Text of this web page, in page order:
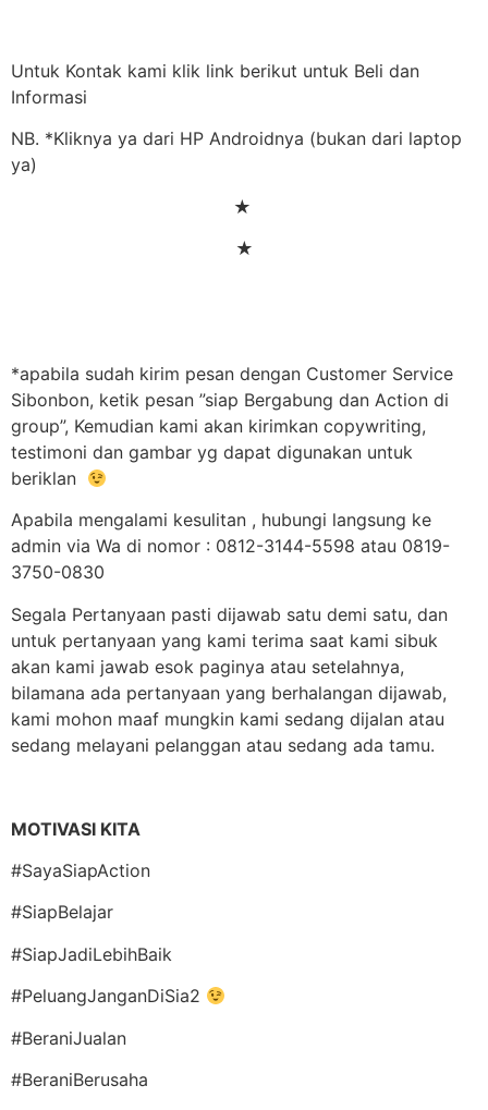
Untuk Kontak kami klik link berikut untuk Beli dan
Informasi
NB. *Kliknya ya dari HP Androidnya (bukan dari laptop
ya)
★
★
*apabila sudah kirim pesan dengan Customer Service
Sibonbon, ketik pesan ”siap Bergabung dan Action di
group”, Kemudian kami akan kirimkan copywriting,
testimoni dan gambar yg dapat digunakan untuk
beriklan
Apabila mengalami kesulitan , hubungi langsung ke
admin via Wa di nomor : 0812-3144-5598 atau 0819-
3750-0830
Segala Pertanyaan pasti dijawab satu demi satu, dan
untuk pertanyaan yang kami terima saat kami sibuk
akan kami jawab esok paginya atau setelahnya,
bilamana ada pertanyaan yang berhalangan dijawab,
kami mohon maaf mungkin kami sedang dijalan atau
sedang melayani pelanggan atau sedang ada tamu.
MOTIVASI KITA
#SayaSiapAction
#SiapBelajar
#SiapJadiLebihBaik
#PeluangJanganDiSia2
#BeraniJualan
#BeraniBerusaha